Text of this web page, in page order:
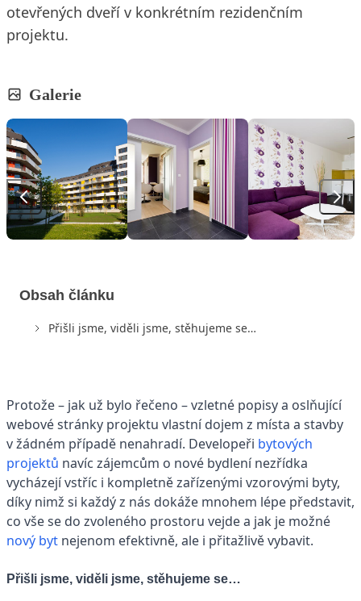
otevřených dveří v konkrétním rezidenčním
projektu.
Galerie
Obsah článku
Přišli jsme, viděli jsme, stěhujeme se…
Protože – jak už bylo řečeno – vzletné popisy a oslňující
webové stránky projektu vlastní dojem z místa a stavby
v žádném případě nenahradí. Developeři bytových
projektů navíc zájemcům o nové bydlení nezřídka
vycházejí vstříc i kompletně zařízenými vzorovými byty,
díky nimž si každý z nás dokáže mnohem lépe představit,
co vše se do zvoleného prostoru vejde a jak je možné
nový byt nejenom efektivně, ale i přitažlivě vybavit.
Přišli jsme, viděli jsme, stěhujeme se…